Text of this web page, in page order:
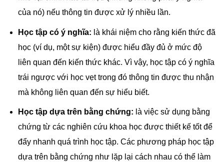
của nó) nếu thông tin được xử lý nhiều lần.
Học tập có ý nghĩa: là khái niệm cho rằng kiến thức đã
học (ví dụ, một sự kiện) được hiểu đầy đủ ở mức độ
liên quan đến kiến thức khác. Vì vậy, học tập có ý nghĩa
trái ngược với học vẹt trong đó thông tin được thu nhận
mà không liên quan đến sự hiểu biết.
Học tập dựa trên bằng chứng: là việc sử dụng bằng
chứng từ các nghiên cứu khoa học được thiết kế tốt để
đẩy nhanh quá trình học tập. Các phương pháp học tập
dựa trên bằng chứng như lặp lại cách nhau có thể làm